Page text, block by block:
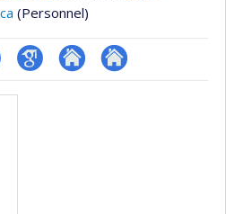
(Personnel)
GoogleAutre Autre